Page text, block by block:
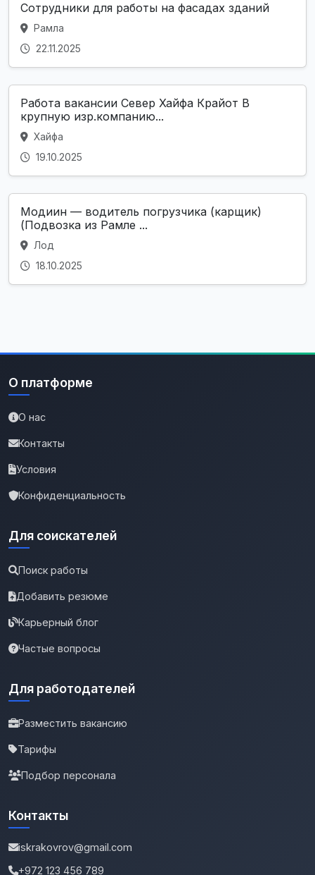
Сотрудники для работы на фасадах зданий
Рамла
22.11.2025
Работа вакансии Север Хайфа Крайот В
крупную изр.компанию...
Хайфа
19.10.2025
Модиин — водитель погрузчика (карщик)
(Подвозка из Рамле ...
Лод
18.10.2025
О платформе
О нас
Контакты
Условия
Конфиденциальность
Для соискателей
Поиск работы
Добавить резюме
Карьерный блог
Частые вопросы
Для работодателей
Разместить вакансию
Тарифы
Подбор персонала
Контакты
iskrakovrov@gmail.com
+972 123 456 789